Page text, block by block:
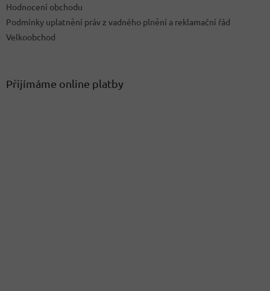
Hodnocení obchodu
Podmínky uplatnění práv z vadného plnění a reklamační řád
Velkoobchod
Přijímáme online platby